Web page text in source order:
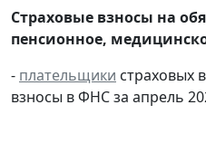
Страховые взносы на
пенсионное,
- плательщики страховых
взносы в ФНС за апрель